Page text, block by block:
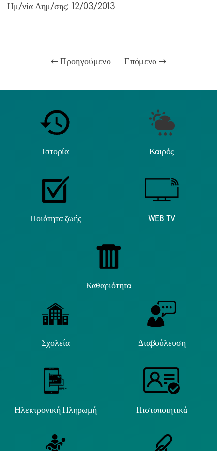
Ημ/νία Δημ/σης: 12/03/2013
Προηγούμενο Επόμενο
Ιστορία Καιρός
Ποιότητα ζωής WEB TV
Καθαριότητα
Σχολεία Διαβούλευση
Ηλεκτρονική Πληρωμή Πιστοποιητικά